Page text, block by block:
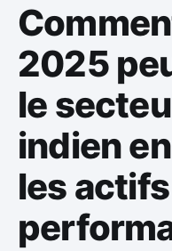
2025
le
indien
les